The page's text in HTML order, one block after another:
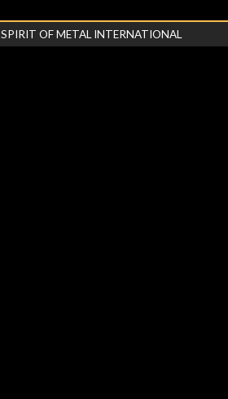
SPIRIT OF METAL INTERNATIONAL